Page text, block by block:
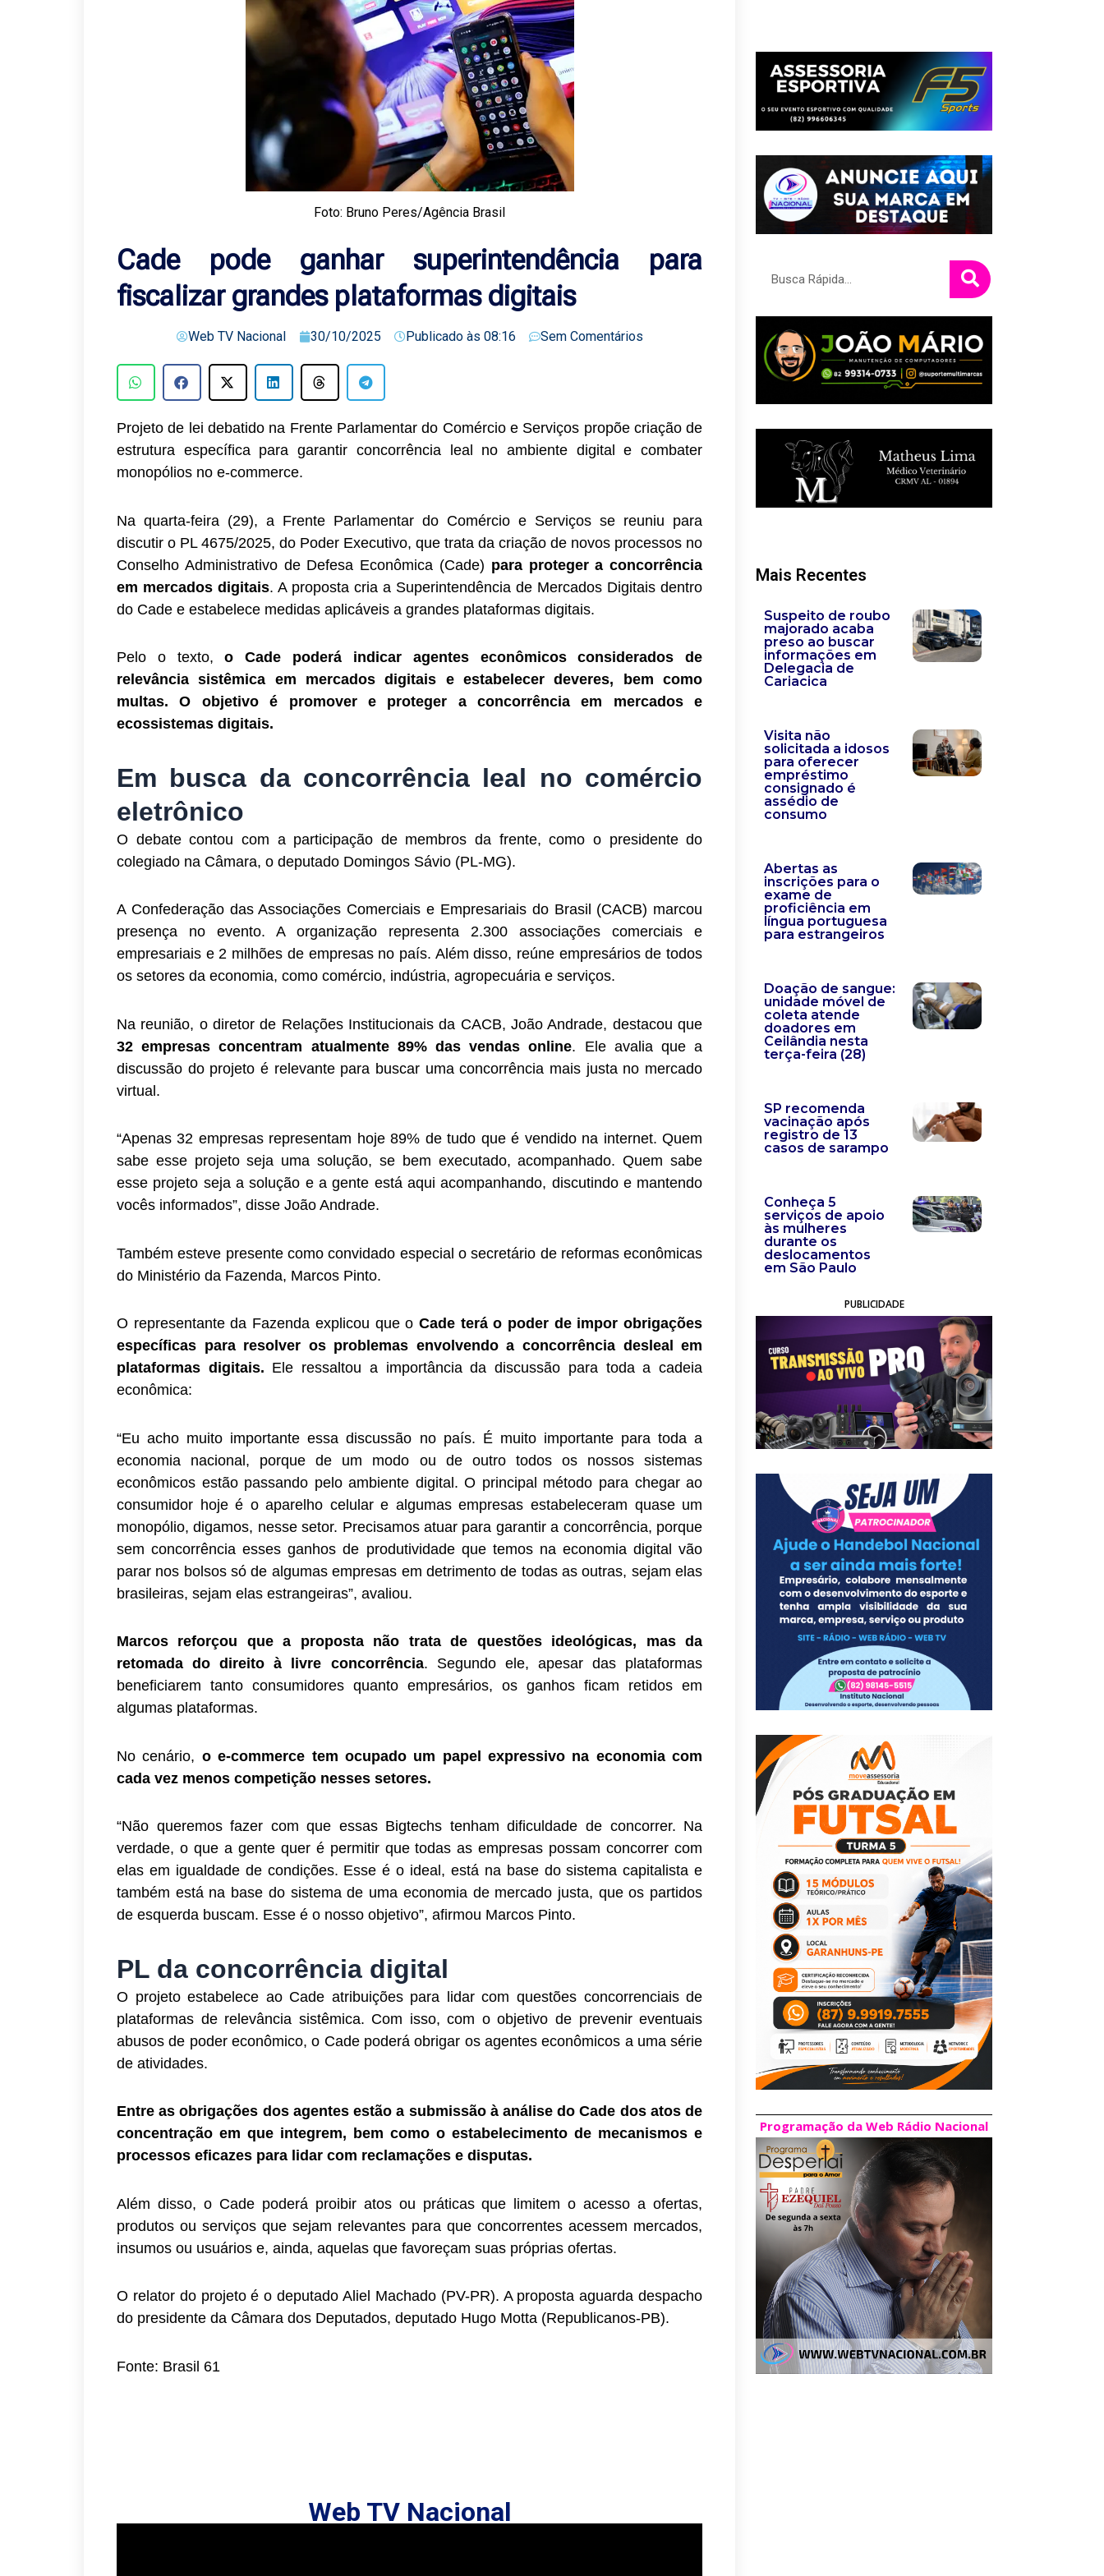
Foto: Bruno Peres/Agência Brasil
Cade pode ganhar superintendência para
fiscalizar grandes plataformas digitais
Web TV Nacional 30/10/2025 Publicado às 08:16 Sem Comentários
Projeto de lei debatido na Frente Parlamentar do Comércio e Serviços propõe criação de
estrutura específica para garantir concorrência leal no ambiente digital e combater
monopólios no e-commerce.
Na quarta-feira (29), a Frente Parlamentar do Comércio e Serviços se reuniu para
discutir o PL 4675/2025, do Poder Executivo, que trata da criação de novos processos no
Conselho Administrativo de Defesa Econômica (Cade) para proteger a concorrência
em mercados digitais. A proposta cria a Superintendência de Mercados Digitais dentro
do Cade e estabelece medidas aplicáveis a grandes plataformas digitais.
Pelo o texto,o Cade poderá indicar agentes econômicos considerados de
relevância sistêmica em mercados digitais e estabelecer deveres, bem como
multas. O objetivo é promover e proteger a concorrência em mercados e
ecossistemas digitais.
Em busca da concorrência leal no comércio
eletrônico
O debate contou com a participação de membros da frente, como o presidente do
colegiado na Câmara, o deputado Domingos Sávio (PL-MG).
A Confederação das Associações Comerciais e Empresariais do Brasil (CACB) marcou
presença no evento. A organização representa 2.300 associações comerciais e
empresariais e 2 milhões de empresas no país. Além disso, reúne empresários de todos
os setores da economia, como comércio, indústria, agropecuária e serviços.
Na reunião, o diretor de Relações Institucionais da CACB, João Andrade, destacou que
32 empresas concentram atualmente 89% das vendas online. Ele avalia que a
discussão do projeto é relevante para buscar uma concorrência mais justa no mercado
virtual.
“Apenas 32 empresas representam hoje 89% de tudo que é vendido na internet. Quem
sabe esse projeto seja uma solução, se bem executado, acompanhado. Quem sabe
esse projeto seja a solução e a gente está aqui acompanhando, discutindo e mantendo
vocês informados”, disse João Andrade.
Também esteve presente como convidado especial o secretário de reformas econômicas
do Ministério da Fazenda, Marcos Pinto.
O representante da Fazenda explicou que o Cade terá o poder de impor obrigações
específicas para resolver os problemas envolvendo a concorrência desleal em
plataformas digitais. Ele ressaltou a importância da discussão para toda a cadeia
econômica:
“Eu acho muito importante essa discussão no país. É muito importante para toda a
economia nacional, porque de um modo ou de outro todos os nossos sistemas
econômicos estão passando pelo ambiente digital. O principal método para chegar ao
consumidor hoje é o aparelho celular e algumas empresas estabeleceram quase um
monopólio, digamos, nesse setor. Precisamos atuar para garantir a concorrência, porque
sem concorrência esses ganhos de produtividade que temos na economia digital vão
parar nos bolsos só de algumas empresas em detrimento de todas as outras, sejam elas
brasileiras, sejam elas estrangeiras”, avaliou.
Marcos reforçou que a proposta não trata de questões ideológicas, mas da
retomada do direito à livre concorrência. Segundo ele, apesar das plataformas
beneficiarem tanto consumidores quanto empresários, os ganhos ficam retidos em
algumas plataformas.
No cenário, o e-commerce tem ocupado um papel expressivo na economia com
cada vez menos competição nesses setores.
“Não queremos fazer com que essas Bigtechs tenham dificuldade de concorrer. Na
verdade, o que a gente quer é permitir que todas as empresas possam concorrer com
elas em igualdade de condições. Esse é o ideal, está na base do sistema capitalista e
também está na base do sistema de uma economia de mercado justa, que os partidos
de esquerda buscam. Esse é o nosso objetivo”, afirmou Marcos Pinto.
PL da concorrência digital
O projeto estabelece ao Cade atribuições para lidar com questões concorrenciais de
plataformas de relevância sistêmica. Com isso, com o objetivo de prevenir eventuais
abusos de poder econômico, o Cade poderá obrigar os agentes econômicos a uma série
de atividades.
Entre as obrigações dos agentes estão a submissão à análise do Cade dos atos de
concentração em que integrem, bem como o estabelecimento de mecanismos e
processos eficazes para lidar com reclamações e disputas.
Além disso, o Cade poderá proibir atos ou práticas que limitem o acesso a ofertas,
produtos ou serviços que sejam relevantes para que concorrentes acessem mercados,
insumos ou usuários e, ainda, aquelas que favoreçam suas próprias ofertas.
O relator do projeto é o deputado Aliel Machado (PV-PR). A proposta aguarda despacho
do presidente da Câmara dos Deputados, deputado Hugo Motta (Republicanos-PB).
Fonte: Brasil 61
Web TV Nacional
Mais Recentes
Suspeito de roubo
majorado acaba
preso ao buscar
informações em
Delegacia de
Cariacica
Visita não
solicitada a idosos
para oferecer
empréstimo
consignado é
assédio de
consumo
Abertas as
inscrições para o
exame de
proficiência em
língua portuguesa
para estrangeiros
Doação de sangue:
unidade móvel de
coleta atende
doadores em
Ceilândia nesta
terça-feira (28)
SP recomenda
vacinação após
registro de 13
casos de sarampo
Conheça 5
serviços de apoio
às mulheres
durante os
deslocamentos
em São Paulo
PUBLICIDADE
Programação da Web Rádio Nacional